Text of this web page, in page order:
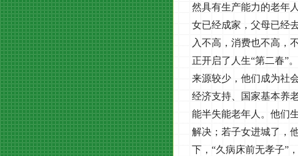
然具有生产能力的老年
女已经成家，父母已经
入不高，消费也不高，
正开启了人生“第二春”
来源较少，他们成为社
经济支持、国家基本养
能半失能老年人。他们
解决；若子女进城了，
下，“久病床前无孝子”